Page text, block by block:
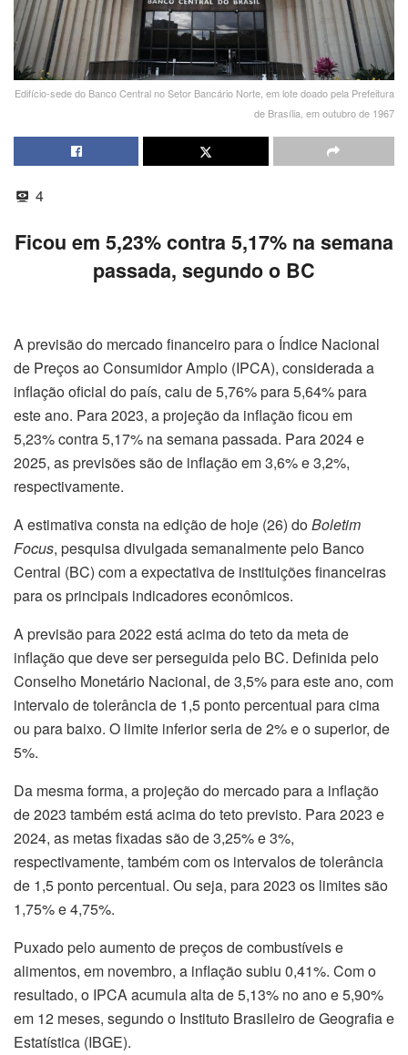
Edifício-sede do Banco Central no Setor Bancário Norte, em lote doado pela Prefeitura
de Brasília, em outubro de 1967
4
Ficou em 5,23% contra 5,17% na semana
passada, segundo o BC
A previsão do mercado financeiro para o Índice Nacional
de Preços ao Consumidor Amplo (IPCA), considerada a
inflação oficial do país, caiu de 5,76% para 5,64% para
este ano. Para 2023, a projeção da inflação ficou em
5,23% contra 5,17% na semana passada. Para 2024 e
2025, as previsões são de inflação em 3,6% e 3,2%,
respectivamente.
A estimativa consta na edição de hoje (26) doBoletim
Focus, pesquisa divulgada semanalmente pelo Banco
Central (BC) com a expectativa de instituições financeiras
para os principais indicadores econômicos.
A previsão para 2022 está acima do teto da meta de
inflação que deve ser perseguida pelo BC. Definida pelo
Conselho Monetário Nacional, de 3,5% para este ano, com
intervalo de tolerância de 1,5 ponto percentual para cima
ou para baixo. O limite inferior seria de 2% e o superior, de
5%.
Da mesma forma, a projeção do mercado para a inflação
de 2023 também está acima do teto previsto. Para 2023 e
2024, as metas fixadas são de 3,25% e 3%,
respectivamente, também com os intervalos de tolerância
de 1,5 ponto percentual. Ou seja, para 2023 os limites são
1,75% e 4,75%.
Puxado pelo aumento de preços de combustíveis e
alimentos, em novembro, a inflação subiu 0,41%. Com o
resultado, o IPCA acumula alta de 5,13% no ano e 5,90%
em 12 meses, segundo o Instituto Brasileiro de Geografia e
Estatística (IBGE).